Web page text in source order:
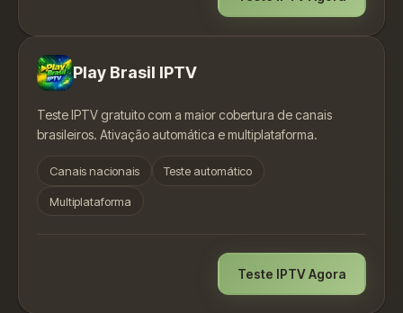
Play Brasil IPTV
Teste IPTV gratuito com a maior cobertura de canais
brasileiros. Ativação automática e multiplataforma.
Canais nacionais Teste automático
Multiplataforma
Teste IPTV Agora